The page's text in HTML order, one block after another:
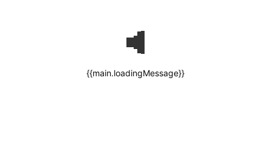
{{main.loadingMessage}}